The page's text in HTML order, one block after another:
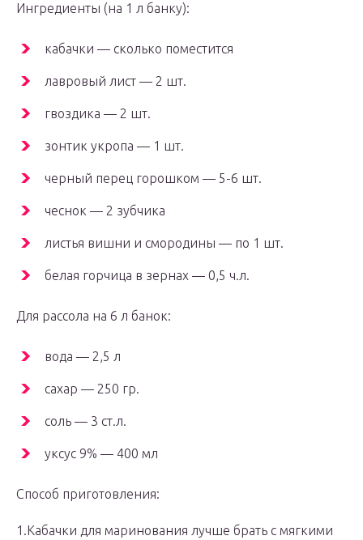
Ингредиенты (на 1 л банку):
кабачки — сколько поместится
лавровый лист — 2 шт.
гвоздика — 2 шт.
зонтик укропа — 1 шт.
черный перец горошком — 5-6 шт.
чеснок — 2 зубчика
листья вишни и смородины — по 1 шт.
белая горчица в зернах — 0,5 ч.л.
Для рассола на 6 л банок:
вода — 2,5 л
сахар — 250 гр.
соль — 3 ст.л.
уксус 9% — 400 мл
Способ приготовления:
1.Кабачки для маринования лучше брать с мягкими